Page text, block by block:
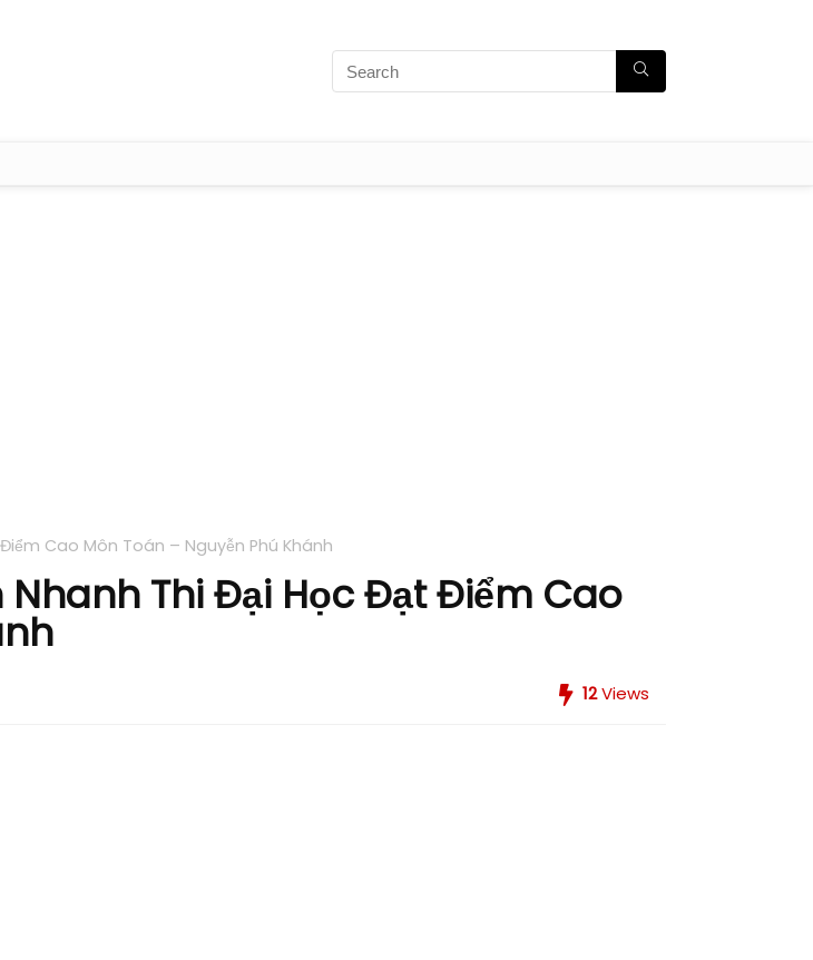
Cao Môn Toán – Nguyễn Phú Khánh
Thi Đại Học Đạt Điểm Cao
12Views